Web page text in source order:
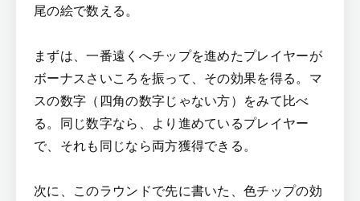
尾の絵で数える。
まずは、一番遠くへチップを進めたプレイヤーが
ボーナスさいころを振って、その効果を得る。マ
スの数字（四角の数字じゃない方）をみて比べ
る。同じ数字なら、より進めているプレイヤー
で、それも同じなら両方獲得できる。
次に、このラウンドで先に書いた、色チップの効